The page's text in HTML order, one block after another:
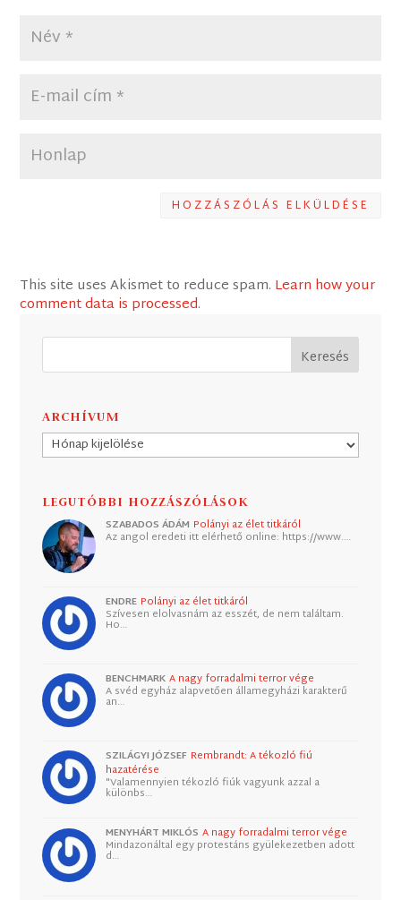
HOZZÁSZÓLÁS ELKÜLDÉSE
This site uses Akismet to reduce spam. Learn how your
comment data is processed.
ARCHÍVUM
Archívum
LEGUTÓBBI HOZZÁSZÓLÁSOK
SZABADOS ÁDÁM Polányi az élet titkáról
Az angol eredeti itt elérhető online: https://www.…
ENDRE Polányi az élet titkáról
Szívesen elolvasnám az esszét, de nem találtam.
Ho…
BENCHMARK A nagy forradalmi terror vége
A svéd egyház alapvetően államegyházi karakterű
an…
SZILÁGYI JÓZSEF Rembrandt: A tékozló fiú
hazatérése
"Valamennyien tékozló fiúk vagyunk azzal a
különbs…
MENYHÁRT MIKLÓS A nagy forradalmi terror vége
Mindazonáltal egy protestáns gyülekezetben adott
d…